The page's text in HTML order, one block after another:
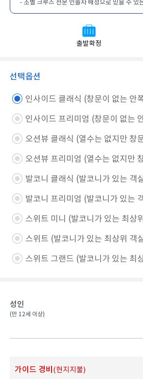
- 조별 크루즈 전문 인솔자 배정으로 믿을 수 있
출발확정
선택옵션
인사이드 클래식 (창문이 없는 안
인사이드 프리미엄 (창문이 없는
오션뷰 클래식 (열수는 없지만 창
오션뷰 프리미엄 (열수는 없지만
발코니 클래식 (발코니가 있는 객
발코니 프리미엄 (발코니가 있는
스위트 미니 (발코니가 있는 최
스위트 (발코니가 있는 최상위 객
스위트 그랜드 (발코니가 있는 최
성인
(만 12세 이상)​
가이드 경비 (현지지불)